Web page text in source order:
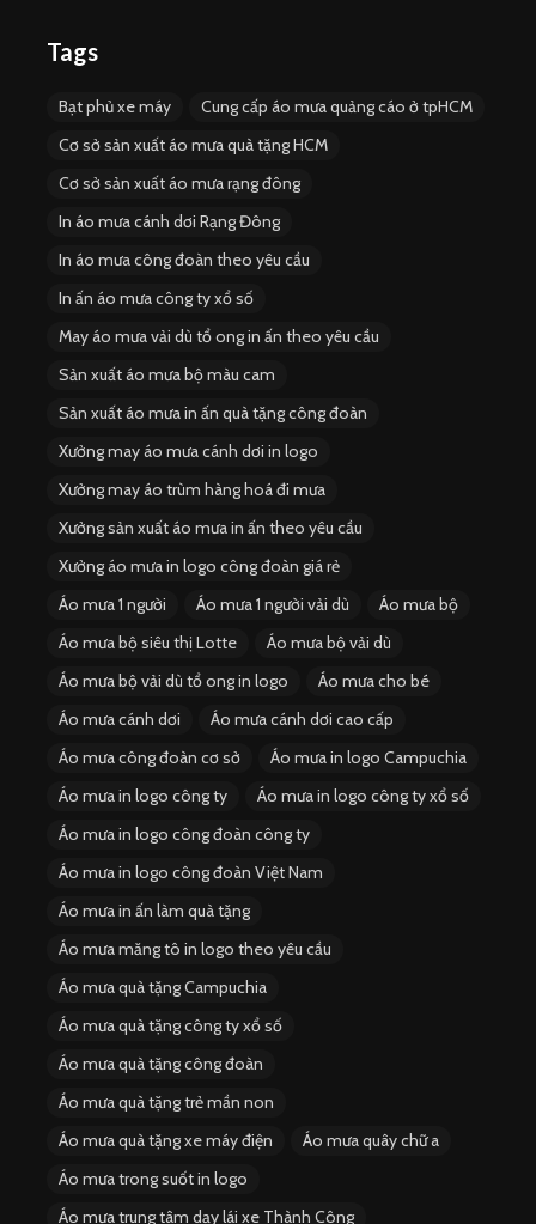
Tags
Bạt phủ xe máy
Cung cấp áo mưa quảng cáo ở tpHCM
Cơ sở sản xuất áo mưa quà tặng HCM
Cơ sở sản xuất áo mưa rạng đông
In áo mưa cánh dơi Rạng Đông
In áo mưa công đoàn theo yêu cầu
In ấn áo mưa công ty xổ số
May áo mưa vải dù tổ ong in ấn theo yêu cầu
Sản xuất áo mưa bộ màu cam
Sản xuất áo mưa in ấn quà tặng công đoàn
Xưởng may áo mưa cánh dơi in logo
Xưởng may áo trùm hàng hoá đi mưa
Xưởng sản xuất áo mưa in ấn theo yêu cầu
Xưởng áo mưa in logo công đoàn giá rẻ
Áo mưa 1 người
Áo mưa 1 người vải dù
Áo mưa bộ
Áo mưa bộ siêu thị Lotte
Áo mưa bộ vải dù
Áo mưa bộ vải dù tổ ong in logo
Áo mưa cho bé
Áo mưa cánh dơi
Áo mưa cánh dơi cao cấp
Áo mưa công đoàn cơ sở
Áo mưa in logo Campuchia
Áo mưa in logo công ty
Áo mưa in logo công ty xổ số
Áo mưa in logo công đoàn công ty
Áo mưa in logo công đoàn Việt Nam
Áo mưa in ấn làm quà tặng
Áo mưa măng tô in logo theo yêu cầu
Áo mưa quà tặng Campuchia
Áo mưa quà tặng công ty xổ số
Áo mưa quà tặng công đoàn
Áo mưa quà tặng trẻ mần non
Áo mưa quà tặng xe máy điện
Áo mưa quây chữ a
Áo mưa trong suốt in logo
Áo mưa trung tâm dạy lái xe Thành Công